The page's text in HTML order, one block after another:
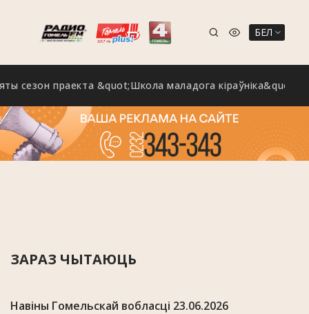
БЕЛ
праекта &quot;Школа маладога кіраўніка&quot;
ЗАРАЗ ЧЫТАЮЦЬ
Навіны Гомельскай вобласці 23.06.2026